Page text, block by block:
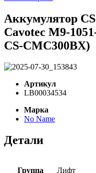
Аккумулятор
Cavotec M9-
CS-CMC300BX)
Артикул
LB00034534
Марка
No Name
Детали
Группа Лифт